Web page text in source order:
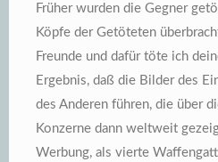
Früher wurden die Gegner
Köpfe der Getöteten
Freunde und dafür töte ich
Ergebnis, daß die Bilder des
des Anderen führen, die über
Konzerne dann weltweit
Werbung, als vierte